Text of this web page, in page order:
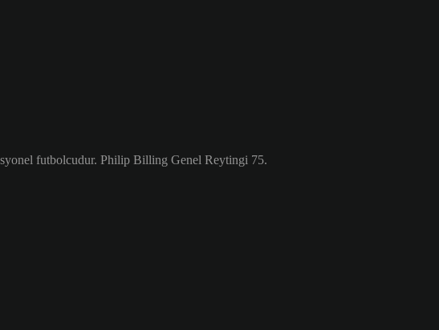
futbolcudur. Philip Billing Genel Reytingi 75.